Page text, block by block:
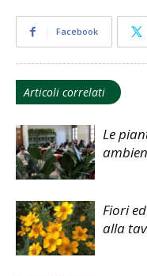
Facebook
Articoli correlati
Le
Fiori
alla